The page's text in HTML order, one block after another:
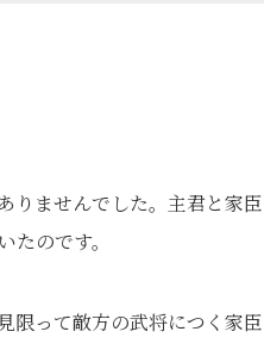
りませんでした。主君と家臣
のです。
限って敵方の武将につく家臣